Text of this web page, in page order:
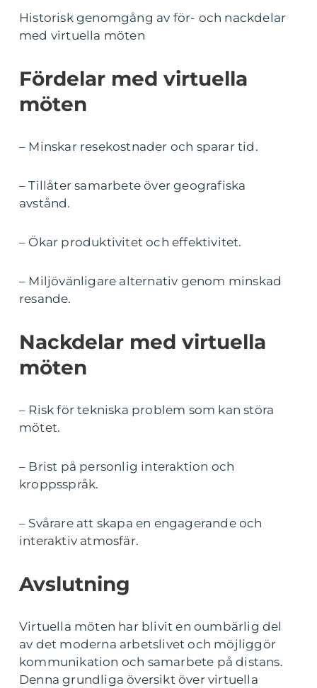
Historisk genomgång av för- och nackdelar
med virtuella möten
Fördelar med virtuella
möten
– Minskar resekostnader och sparar tid.
– Tillåter samarbete över geografiska
avstånd.
– Ökar produktivitet och effektivitet.
– Miljövänligare alternativ genom minskad
resande.
Nackdelar med virtuella
möten
– Risk för tekniska problem som kan störa
mötet.
– Brist på personlig interaktion och
kroppsspråk.
– Svårare att skapa en engagerande och
interaktiv atmosfär.
Avslutning
Virtuella möten har blivit en oumbärlig del
av det moderna arbetslivet och möjliggör
kommunikation och samarbete på distans.
Denna grundliga översikt över virtuella